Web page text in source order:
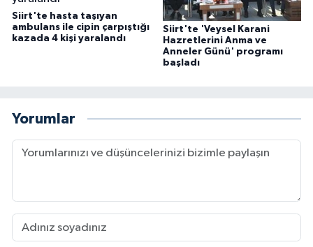
Siirt'te hasta taşıyan
ambulans ile cipin çarpıştığı
kazada 4 kişi yaralandı
Siirt'te 'Veysel Karani
Hazretlerini Anma ve
Anneler Günü' programı
başladı
Yorumlar